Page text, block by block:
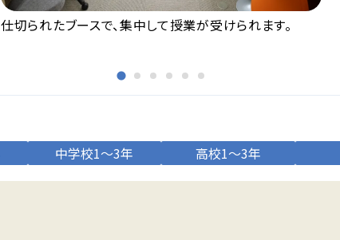
仕切られたブースで、集中して授業が受けられます。
中学校1～3年 高校1～3年